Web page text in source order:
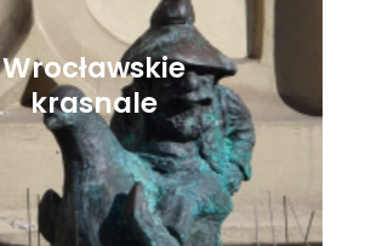
Wrocławskie
krasnale